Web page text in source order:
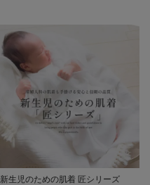
新生児のための肌着 匠シリーズ